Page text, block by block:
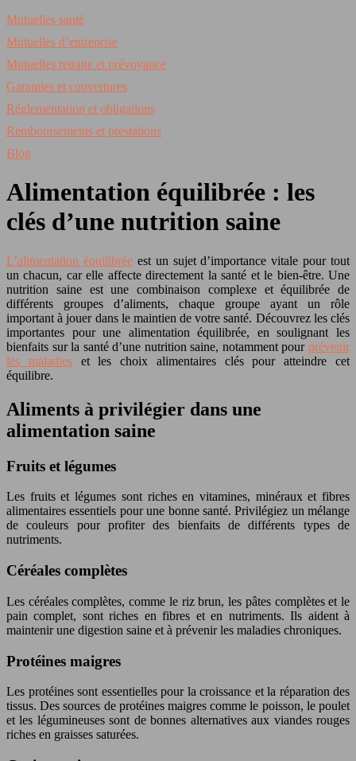
Mutuelles santé
Mutuelles d’entreprise
Mutuelles retraite et prévoyance
Garanties et couvertures
Réglementation et obligations
Remboursements et prestations
Blog
Alimentation équilibrée : les
clés d’une nutrition saine
L’alimentation équilibréeest un sujet d’importance vitale pour tout
un chacun, car elle affecte directement la santé et le bien-être. Une
nutrition saine est une combinaison complexe et équilibrée de
différents groupes d’aliments, chaque groupe ayant un rôle
important à jouer dans le maintien de votre santé. Découvrez les clés
importantes pour une alimentation équilibrée, en soulignant les
bienfaits sur la santé d’une nutrition saine, notamment pour prévenir
les maladieset les choix alimentaires clés pour atteindre cet
équilibre.
Aliments à privilégier dans une
alimentation saine
Fruits et légumes
Les fruits et légumes sont riches en vitamines, minéraux et fibres
alimentaires essentiels pour une bonne santé. Privilégiez un mélange
de couleurs pour profiter des bienfaits de différents types de
nutriments.
Céréales complètes
Les céréales complètes, comme le riz brun, les pâtes complètes et le
pain complet, sont riches en fibres et en nutriments. Ils aident à
maintenir une digestion saine et à prévenir les maladies chroniques.
Protéines maigres
Les protéines sont essentielles pour la croissance et la réparation des
tissus. Des sources de protéines maigres comme le poisson, le poulet
et les légumineuses sont de bonnes alternatives aux viandes rouges
riches en graisses saturées.